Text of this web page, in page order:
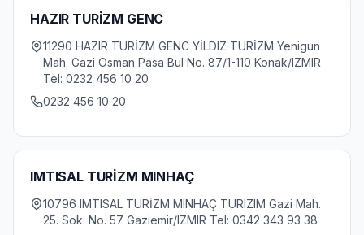
HAZIR TURİZM GENC
11290 HAZIR TURİZM GENC YİLDIZ TURİZM Yenigun
Mah. Gazi Osman Pasa Bul No. 87/1-110 Konak/IZMIR
Tel: 0232 456 10 20
0232 456 10 20
IMTISAL TURİZM MINHAÇ
10796 IMTISAL TURİZM MINHAÇ TURIZIM Gazi Mah.
25. Sok. No. 57 Gaziemir/IZMIR Tel: 0342 343 93 38